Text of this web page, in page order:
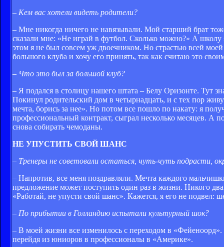
– Кем вас хотели видеть родители?
– Мне никогда ничего не навязывали. Мой старший брат
сказали мне: «Не играй в футбол. Сколько можно?» А
этом я не был совсем уж двоечником. Но страстью всей
большого клуба и хочу его принять, так как считаю это
– Что это был за большой клуб?
– Я подался в столицу нашего штата – Белу Оризонте. Тут
Покинул родительский дом в четырнадцать, и с тех пор
мечта, борись за нее». Но потом все пошло по накату: я
профессиональный контракт, сыграл несколько месяцев. А
снова собирать чемоданы.
НЕ УПУСТИТЬ СВОЙ ШАНС
– Тренеры не советовали остаться, чуть-чуть подрасти,
– Напротив, все меня поздравляли. Мечта каждого
предложение может поступить один раз в жизни. Никого
«Работай, не упусти свой шанс». Кажется, я его не подвел:
– По прибытии в Голландию испытали культурный шок?
– В моей жизни все изменилось с переходом в
перейдя из юниоров в профессионалы в «Америке».